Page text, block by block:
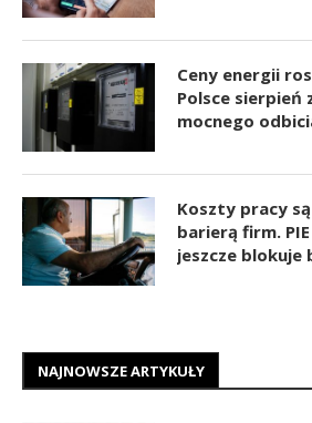
Ceny energii
Polsce sierpień
mocnego
Koszty pracy
barierą firm.
jeszcze blokuje
NAJNOWSZE ARTYKUŁY